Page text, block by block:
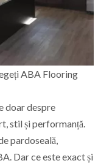
ABA Flooring
doar despre
stil și performanță.
pardoseală,
Dar ce este exact și